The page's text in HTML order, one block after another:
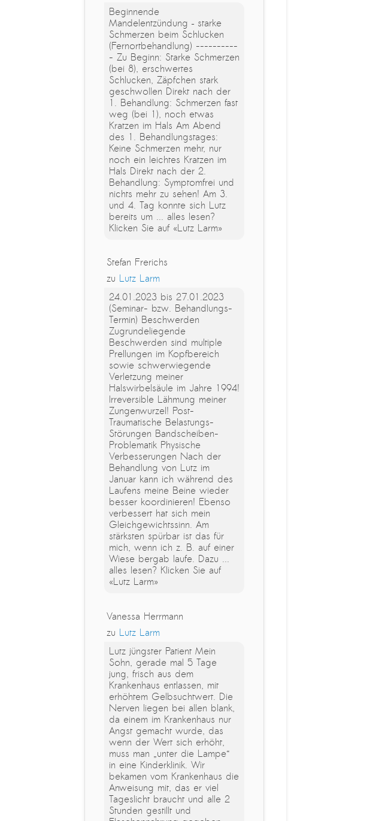
Beginnende
Mandelentzündung – starke
Schmerzen beim Schlucken
(Fernortbehandlung) ----------
- Zu Beginn: Starke Schmerzen
(bei 8), erschwertes
Schlucken, Zäpfchen stark
geschwollen Direkt nach der
1. Behandlung: Schmerzen fast
weg (bei 1), noch etwas
Kratzen im Hals Am Abend
des 1. Behandlungstages:
Keine Schmerzen mehr, nur
noch ein leichtes Kratzen im
Hals Direkt nach der 2.
Behandlung: Symptomfrei und
nichts mehr zu sehen! Am 3.
und 4. Tag konnte sich Lutz
‎bereits um ... alles lesen?
Klicken Sie auf «Lutz Larm»
Stefan Frerichs
zu Lutz Larm
24.01.2023 bis 27.01.2023
(Seminar- bzw. Behandlungs-
Termin) Beschwerden
Zugrundeliegende
Beschwerden sind multiple
Prellungen im Kopfbereich
sowie schwerwiegende
Verletzung meiner
Halswirbelsäule im Jahre 1994!
Irreversible Lähmung meiner
Zungenwurzel! Post-
Traumatische Belastungs-
Störungen Bandscheiben-
Problematik Physische
Verbesserungen Nach der
Behandlung von Lutz im
Januar kann ich während des
Laufens meine Beine wieder
besser koordinieren! Ebenso
verbessert hat sich mein
Gleichgewichtssinn. Am
stärksten spürbar ist das für
mich, wenn ich z. B. auf einer
Wiese bergab laufe. Dazu ...
alles lesen? Klicken Sie auf
«Lutz Larm»
Vanessa Herrmann
zu Lutz Larm
Lutz jüngster Patient Mein
Sohn, gerade mal 5 Tage
jung, frisch aus dem
Krankenhaus entlassen, mit
erhöhtem Gelbsuchtwert. Die
Nerven liegen bei allen blank,
da einem im Krankenhaus nur
Angst gemacht wurde, das
wenn der Wert sich erhöht,
muss man „unter die Lampe“
in eine Kinderklinik. Wir
bekamen vom Krankenhaus die
Anweisung mit, das er viel
Tageslicht braucht und alle 2
Stunden gestillt und